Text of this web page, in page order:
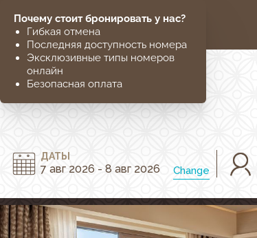
ЗАКРЫТЬ
Hомера
The Residences
Pестораны и бары
ДАТЫ
7 авг 2026 - 8 авг 2026 Change